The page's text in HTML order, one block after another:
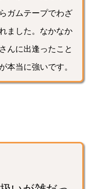
ガムテープでわざ
ました。なかなか
んに出逢ったこと
本当に強いです。